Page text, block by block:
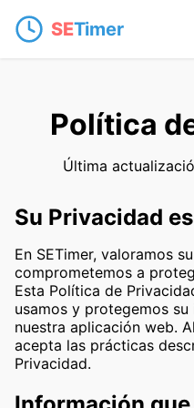
SETimer
Política
Última
Su Privacidad
En SETimer, valoramos
comprometemos a
Esta Política de
usamos y protegemos
nuestra aplicación web.
acepta las prácticas
Privacidad.